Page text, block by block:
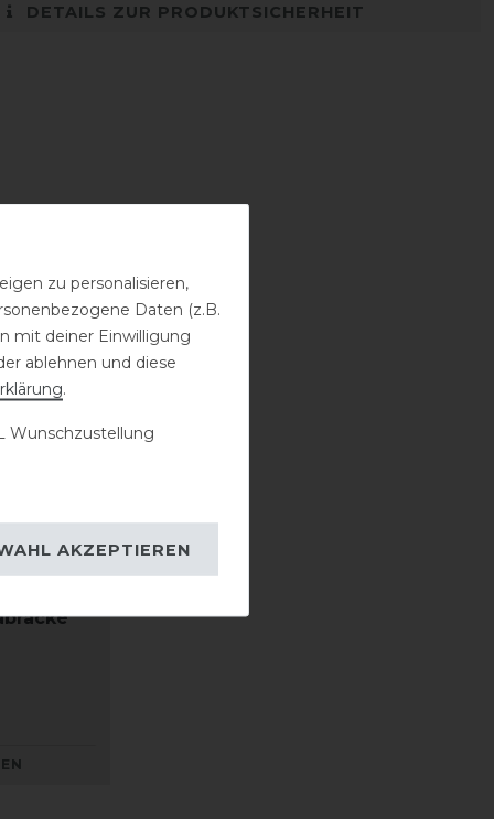
DETAILS ZUR PRODUKTSICHERHEIT
zu personalisieren,
Daten (z.B.
mit deiner Einwilligung
ablehnen und diese
.
Wunschzustellung
AKZEPTIEREN